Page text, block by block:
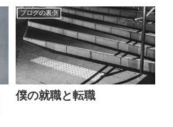
ブログの裏側
僕の就職と転職